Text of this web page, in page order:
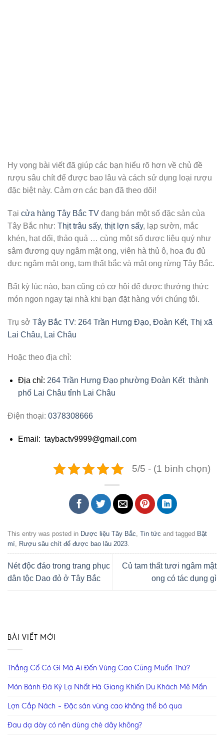
Hy vọng bài viết đã giúp các bạn hiểu rõ hơn về chủ đề
rượu sâu chít để được bao lâu và cách sử dụng loại rượu
đặc biệt này. Cảm ơn các bạn đã theo dõi!
Tại cửa hàng Tây Bắc TV đang bán một số đặc sản của
Tây Bắc như: Thịt trâu sấy, thịt lợn sấy, lạp sườn, mắc
khén, hạt dổi, thảo quả … cùng một số dược liệu quý như
sâm đương quy ngâm mật ong, viên hà thủ ô, hoa đu đủ
đực ngâm mật ong, tam thất bắc và mật ong rừng Tây Bắc.
Bất kỳ lúc nào, bạn cũng có cơ hội để được thưởng thức
món ngon ngay tại nhà khi bạn đặt hàng với chúng tôi.
Trụ sở Tây Bắc TV: 264 Trần Hưng Đạo, Đoàn Kết, Thị xã
Lai Châu, Lai Châu
Hoặc theo địa chỉ:
Địa chỉ: 264 Trần Hưng Đạo phường Đoàn Kết thành
phố Lai Châu tỉnh Lai Châu
Điện thoại: 0378308666
Email: taybactv9999@gmail.com
5/5 - (1 bình chọn)
This entry was posted in Dược liệu Tây Bắc, Tin tức and tagged Bật
mí, Rượu sâu chít để được bao lâu 2023.
Nét độc đáo trong trang phục
dân tộc Dao đỏ ở Tây Bắc
Củ tam thất tươi ngâm mật
ong có tác dụng gì
BÀI VIẾT MỚI
Thắng Cố Có Gì Mà Ai Đến Vùng Cao Cũng Muốn Thử?
Món Bánh Đá Kỳ Lạ Nhất Hà Giang Khiến Du Khách Mê Mẩn
Lợn Cắp Nách – Đặc sản vùng cao không thể bỏ qua
Đau dạ dày có nên dùng chè dây không?